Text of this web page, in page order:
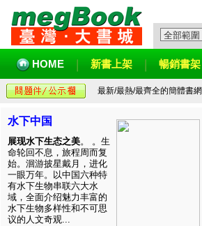
HOME 新書上架 暢銷書架
最新/最熱/最齊全的簡體書網
水下中国
展现水下生态之美。 。生
命轮回不息，旅程周而复
始。洄游披星戴月，进化
一眼万年。以中国六种特
有水下生物串联六大水
域，全面介绍魅力丰富的
水下生物多样性和不可思
议的人文奇观...